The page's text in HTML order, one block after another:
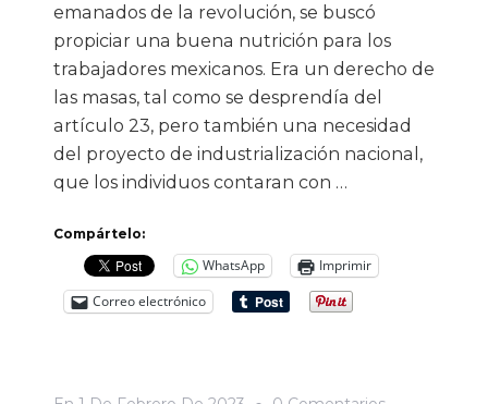
emanados de la revolución, se buscó
propiciar una buena nutrición para los
trabajadores mexicanos. Era un derecho de
las masas, tal como se desprendía del
artículo 23, pero también una necesidad
del proyecto de industrialización nacional,
que los individuos contaran con …
Compártelo:
WhatsApp
Imprimir
Correo electrónico